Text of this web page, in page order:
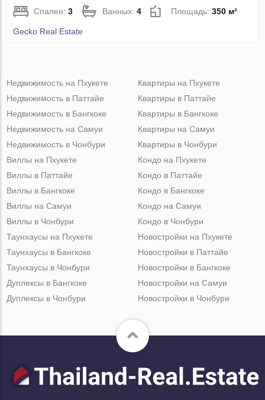
Спален:3 Ванных:4 Площадь:350 м²
Gecko Real Estate
Недвижимость на Пхукете
Недвижимость в Паттайе
Недвижимость в Бангкоке
Недвижимость на Самуи
Недвижимость в Чонбури
Квартиры на Пхукете
Квартиры в Паттайе
Квартиры в Бангкоке
Квартиры на Самуи
Квартиры в Чонбури
Виллы на Пхукете
Виллы в Паттайе
Виллы в Бангкоке
Виллы на Самуи
Виллы в Чонбури
Кондо на Пхукете
Кондо в Паттайе
Кондо в Бангкоке
Кондо на Самуи
Кондо в Чонбури
Таунхаусы на Пхукете
Таунхаусы в Бангкоке
Таунхаусы в Чонбури
Дуплексы в Бангкоке
Дуплексы в Чонбури
Новостройки на Пхукете
Новостройки в Паттайе
Новостройки в Бангкоке
Новостройки на Самуи
Новостройки в Чонбури